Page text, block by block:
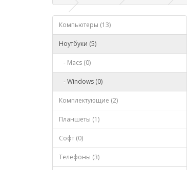
Компьютеры (13)
Ноутбуки (5)
- Macs (0)
- Windows (0)
Комплектующие (2)
Планшеты (1)
Софт (0)
Телефоны (3)